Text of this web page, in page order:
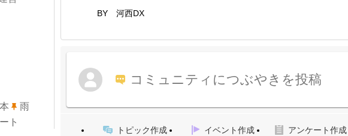
BY 河西DX
コミュニティにつぶやきを投稿
トピック作成 イベント作成 アンケート作成
雨
ト